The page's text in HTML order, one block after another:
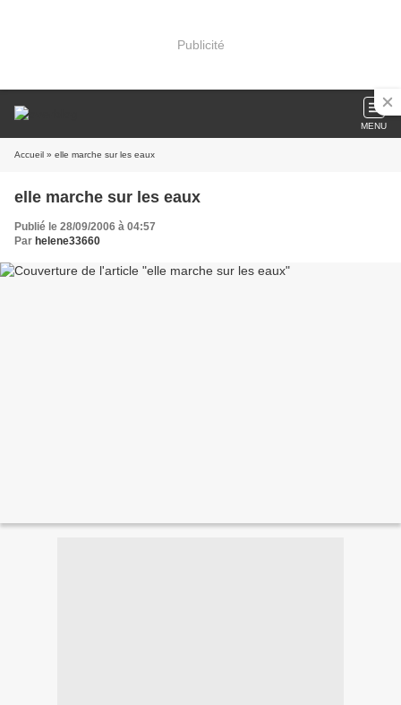
Publicité
MENU
Accueil » elle marche sur les eaux
elle marche sur les eaux
Publié le 28/09/2006 à 04:57
Par helene33660